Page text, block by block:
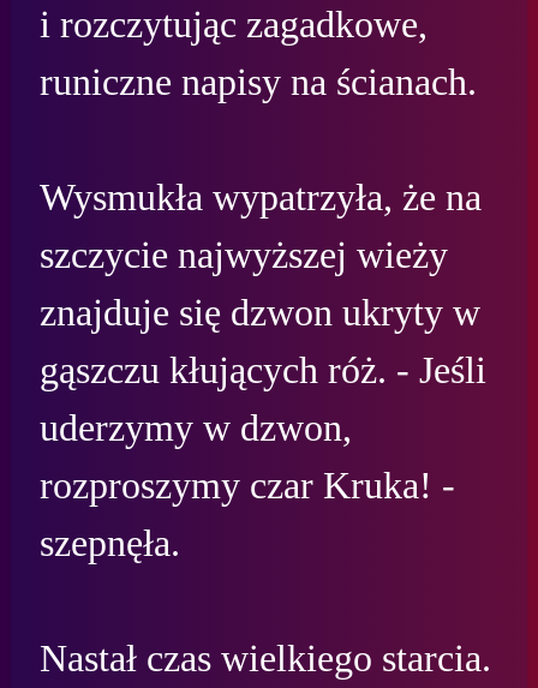
i rozczytując zagadkowe,
runiczne napisy na ścianach.
Wysmukła wypatrzyła, że na
szczycie najwyższej wieży
znajduje się dzwon ukryty w
gąszczu kłujących róż. - Jeśli
uderzymy w dzwon,
rozproszymy czar Kruka! -
szepnęła.
Nastał czas wielkiego starcia.